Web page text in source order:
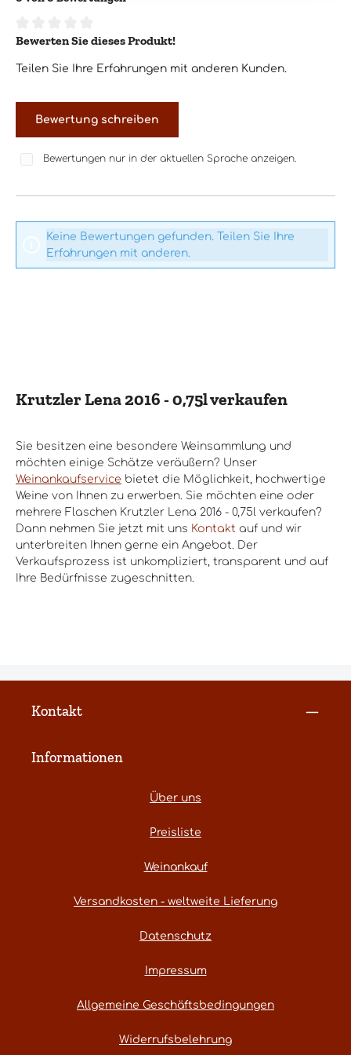
Durchschnittliche Bewertung von 0 von 5 Sternen
Bewerten Sie dieses Produkt!
Teilen Sie Ihre Erfahrungen mit anderen Kunden.
Bewertung schreiben
Bewertungen nur in der aktuellen Sprache anzeigen.
Keine Bewertungen gefunden. Teilen Sie Ihre
Erfahrungen mit anderen.
Krutzler Lena 2016 - 0,75l verkaufen
Sie besitzen eine besondere Weinsammlung und
möchten einige Schätze veräußern? Unser
Weinankaufservice bietet die Möglichkeit, hochwertige
Weine von Ihnen zu erwerben. Sie möchten eine oder
mehrere Flaschen Krutzler Lena 2016 - 0,75l verkaufen?
Dann nehmen Sie jetzt mit uns Kontakt auf und wir
unterbreiten Ihnen gerne ein Angebot. Der
Verkaufsprozess ist unkompliziert, transparent und auf
Ihre Bedürfnisse zugeschnitten.
Kontakt
Informationen
Über uns
Preisliste
Weinankauf
Versandkosten - weltweite Lieferung
Datenschutz
Impressum
Allgemeine Geschäftsbedingungen
Widerrufsbelehrung